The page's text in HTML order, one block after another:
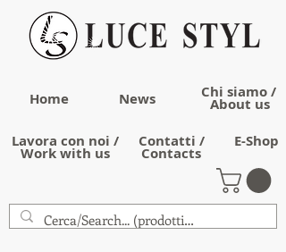
Home News Chi siamo /
About us
Lavora con noi /
Work with us
Contatti /
Contacts
E-Shop